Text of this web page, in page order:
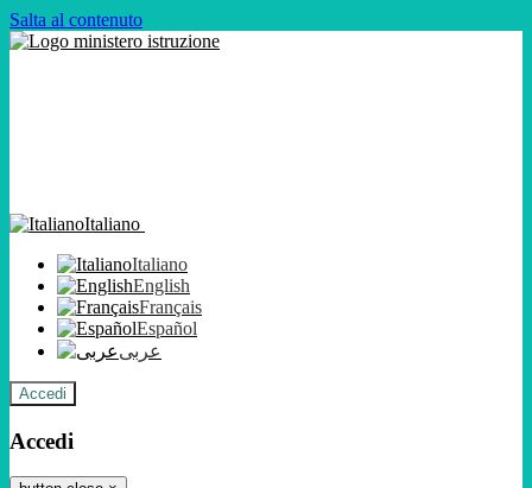
Salta al contenuto
Italiano
Italiano
English
Français
Español
عربى
Accedi
Accedi